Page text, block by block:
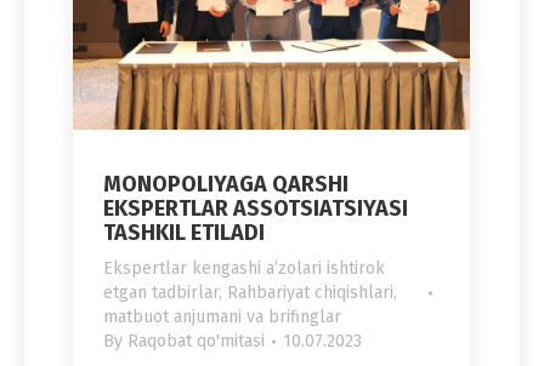
MONOPOLIYAGA QARSHI
EKSPERTLAR ASSOTSIATSIYASI
TASHKIL ETILADI
Ekspertlar kengashi a’zolari ishtirok
etgan tadbirlar, Rahbariyat chiqishlari,
matbuot anjumani va brifinglar
By Raqobat qo'mitasi 10.07.2023